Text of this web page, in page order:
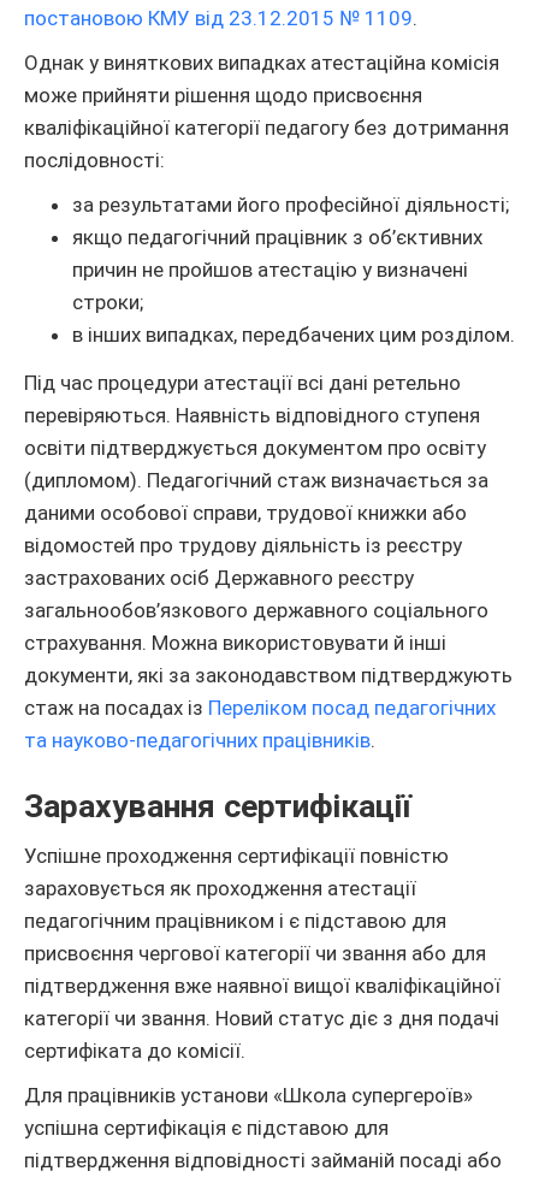
постановою КМУ від 23.12.2015 № 1109.
Однак у виняткових випадках атестаційна комісія
може прийняти рішення щодо присвоєння
кваліфікаційної категорії педагогу без дотримання
послідовності:
за результатами його професійної діяльності;
якщо педагогічний працівник з об’єктивних
причин не пройшов атестацію у визначені
строки;
в інших випадках, передбачених цим розділом.
Під час процедури атестації всі дані ретельно
перевіряються. Наявність відповідного ступеня
освіти підтверджується документом про освіту
(дипломом). Педагогічний стаж визначається за
даними особової справи, трудової книжки або
відомостей про трудову діяльність із реєстру
застрахованих осіб Державного реєстру
загальнообов’язкового державного соціального
страхування. Можна використовувати й інші
документи, які за законодавством підтверджують
стаж на посадах із Переліком посад педагогічних
та науково-педагогічних працівників.
Зарахування сертифікації
Успішне проходження сертифікації повністю
зараховується як проходження атестації
педагогічним працівником і є підставою для
присвоєння чергової категорії чи звання або для
підтвердження вже наявної вищої кваліфікаційної
категорії чи звання. Новий статус діє з дня подачі
сертифіката до комісії.
Для працівників установи «Школа супергероїв»
успішна сертифікація є підставою для
підтвердження відповідності займаній посаді або